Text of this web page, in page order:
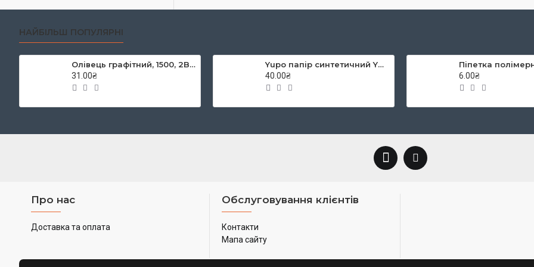
НАЙБІЛЬШ ПОПУЛЯРНІ
Олівець графітний, 1500, 2B, KOH-I-NOOR
31.00₴
Yupo папір синтетичний YUPO-Blue 234g 300µ, 460x320 mm
40.00₴
6.00₴
Про нас
Доставка та оплата
Обслуговування клієнтів
Контакти
Мапа сайту